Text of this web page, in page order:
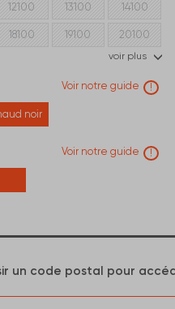
12100 13100 14100
18100 19100 20100
voir plus
Voir notre guide !
noir
Voir notre guide !
un code postal pour